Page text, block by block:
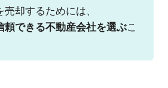
却するためには、
頼できる不動産会社を選ぶこ